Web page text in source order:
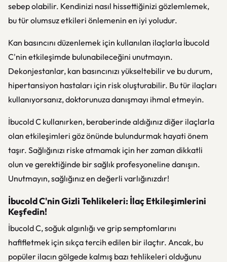
sebep olabilir. Kendinizi nasıl hissettiğinizi gözlemlemek,
bu tür olumsuz etkileri önlemenin en iyi yoludur.
Kan basıncını düzenlemek için kullanılan ilaçlarla İbucold
C'nin etkileşimde bulunabileceğini unutmayın.
Dekonjestanlar, kan basıncınızı yükseltebilir ve bu durum,
hipertansiyon hastaları için risk oluşturabilir. Bu tür ilaçları
kullanıyorsanız, doktorunuza danışmayı ihmal etmeyin.
İbucold C kullanırken, beraberinde aldığınız diğer ilaçlarla
olan etkileşimleri göz önünde bulundurmak hayati önem
taşır. Sağlığınızı riske atmamak için her zaman dikkatli
olun ve gerektiğinde bir sağlık profesyoneline danışın.
Unutmayın, sağlığınız en değerli varlığınızdır!
İbucold C'nin Gizli Tehlikeleri: İlaç Etkileşimlerini
Keşfedin!
İbucold C, soğuk algınlığı ve grip semptomlarını
hafifletmek için sıkça tercih edilen bir ilaçtır. Ancak, bu
popüler ilacın gölgede kalmış bazı tehlikeleri olduğunu